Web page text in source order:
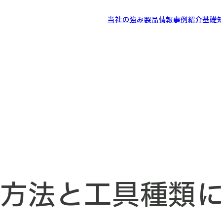
当社の強み製品情報事例紹介基礎
法と工具種類